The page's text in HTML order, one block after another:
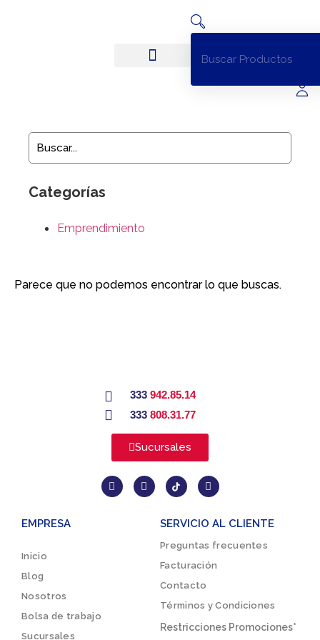
Categorías
Emprendimiento
Parece que no podemos encontrar lo que buscas.
333 942.85.14
333 808.31.77
Sucursales
EMPRESA
Inicio
Blog
Nosotros
Bolsa de trabajo
Sucursales
SERVICIO AL CLIENTE
Preguntas frecuentes
Facturación
Contacto
Términos y Condiciones
Restricciones Promociones*